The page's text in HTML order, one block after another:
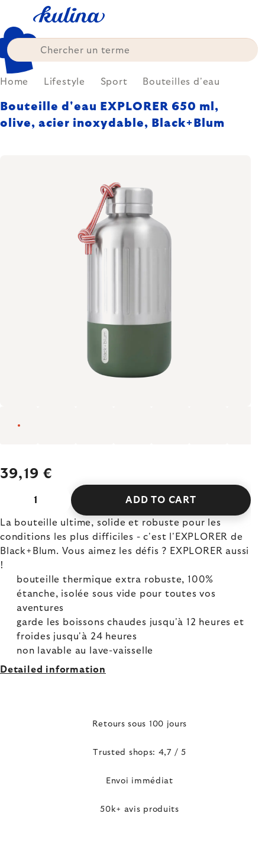
content
Home Lifestyle Sport Bouteilles d'eau
Bouteille d'eau EXPLORER 650 ml,
olive, acier inoxydable, Black+Blum
39,19 €
ADD TO CART
La bouteille ultime, solide et robuste pour les
conditions les plus difficiles - c'est l'EXPLORER de
Black+Blum. Vous aimez les défis ? EXPLORER aussi
!
bouteille thermique extra robuste, 100%
étanche, isolée sous vide pour toutes vos
aventures
garde les boissons chaudes jusqu'à 12 heures et
froides jusqu'à 24 heures
non lavable au lave-vaisselle
Detailed information
Retours sous 100 jours
Trusted shops: 4,7 / 5
Envoi immédiat
50k+ avis produits